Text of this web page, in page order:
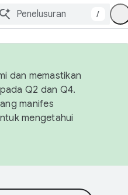
/
dan memastikan
Q2 dan Q4.
manifes
mengetahui